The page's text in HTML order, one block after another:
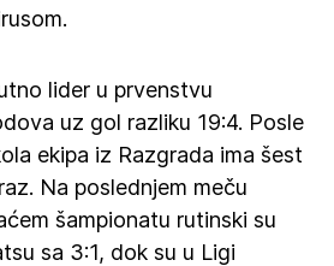
lider u prvenstvu
uz gol razliku 19:4. Posle
ekipa iz Razgrada ima šest
Na poslednjem meču
šampionatu rutinski su
sa 3:1, dok su u Ligi